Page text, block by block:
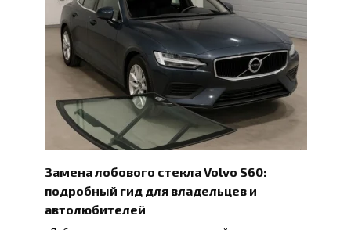
Замена лобового стекла Volvo S60:
подробный гид для владельцев и
автолюбителей